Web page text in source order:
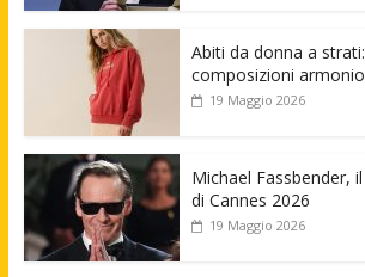
Abiti da donna a
composizioni
19 Maggio 2026
Michael Fassbender,
di Cannes 2026
19 Maggio 2026